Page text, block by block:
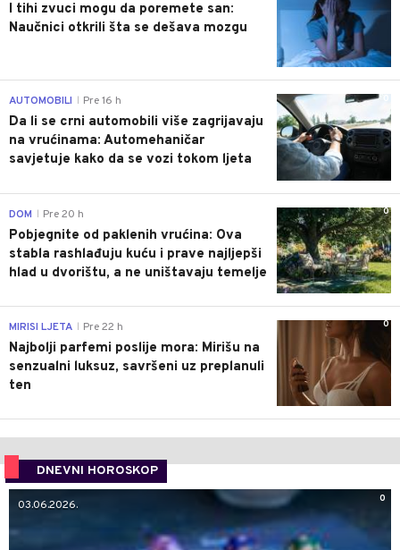
I tihi zvuci mogu da poremete san:
Naučnici otkrili šta se dešava mozgu
0
AUTOMOBILI Pre 16 h
Da li se crni automobili više zagrijavaju
na vrućinama: Automehaničar
savjetuje kako da se vozi tokom ljeta
0
DOM Pre 20 h
Pobjegnite od paklenih vrućina: Ova
stabla rashlađuju kuću i prave najljepši
hlad u dvorištu, a ne uništavaju temelje
0
MIRISI LJETA Pre 22 h
Najbolji parfemi poslije mora: Mirišu na
senzualni luksuz, savršeni uz preplanuli
ten
DNEVNI HOROSKOP
0
03.06.2026.